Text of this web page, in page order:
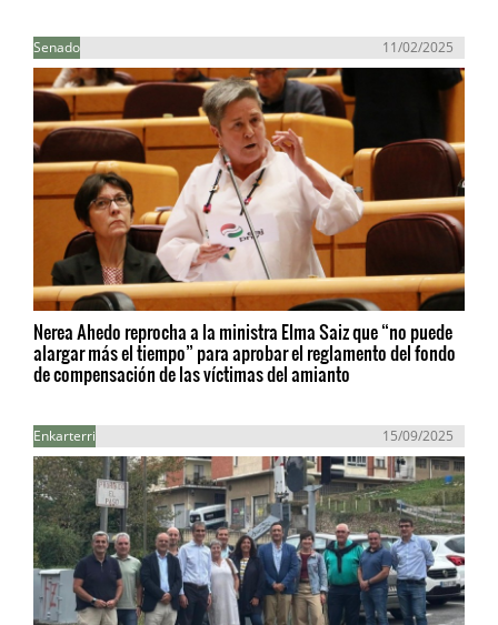
Senado 11/02/2025
Nerea Ahedo reprocha a la ministra Elma Saiz que “no puede
alargar más el tiempo” para aprobar el reglamento del fondo
de compensación de las víctimas del amianto
Enkarterri 15/09/2025